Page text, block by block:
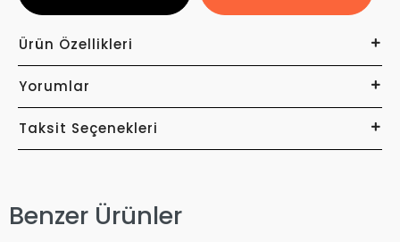
Ürün Özellikleri
Yorumlar
Taksit Seçenekleri
Benzer Ürünler